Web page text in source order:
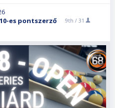
es pontszerző 9th / 31